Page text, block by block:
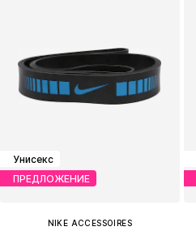
Унисекс
ПРЕДЛОЖЕНИЕ
NIKE ACCESSOIRES